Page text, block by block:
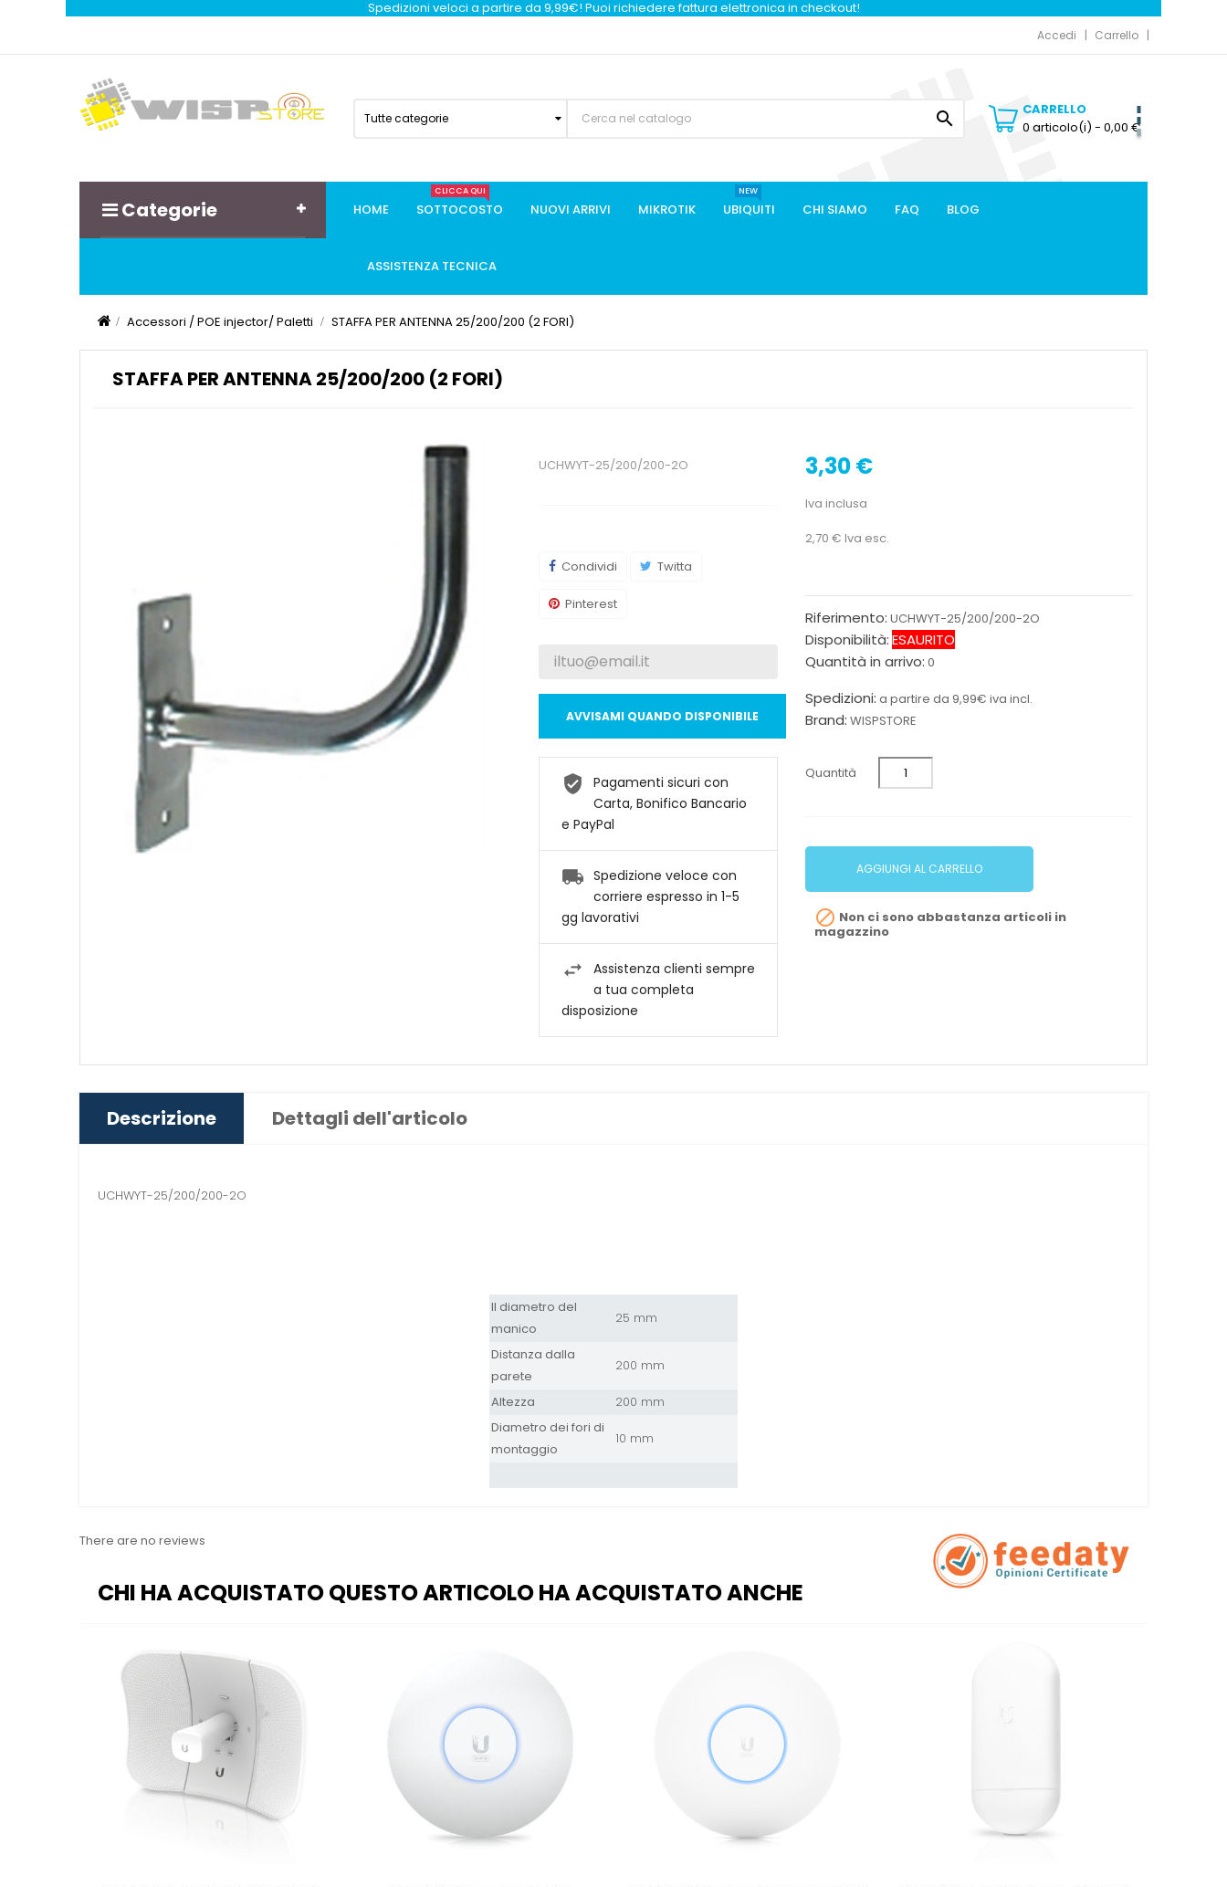
Spedizioni veloci a partire da 9,99€! Puoi richiedere fattura elettronica in checkout!
Accedi Carrello
Tutte categorie 
CARRELLO
0 articolo(i) - 0,00 €
Categorie HOME SOTTOCOSTO
CLICCA QUI
NUOVI ARRIVI MIKROTIK UBIQUITI
NEW
CHI SIAMO FAQ BLOG
ASSISTENZA TECNICA
Accessori / POE injector/ Paletti STAFFA PER ANTENNA 25/200/200 (2 FORI)
STAFFA PER ANTENNA 25/200/200 (2 FORI)
3,30 €
Iva inclusa
2,70 € Iva esc.
Riferimento: UCHWYT-25/200/200-2O
Disponibilità:ESAURITO
Quantità in arrivo: 0
Spedizioni: a partire da 9,99€ iva incl.
Brand: WISPSTORE
Quantità
AGGIUNGI AL CARRELLO
 Non ci sono abbastanza articoli in
magazzino
UCHWYT-25/200/200-2O
Condividi Twitta
Pinterest
AVVISAMI QUANDO DISPONIBILE
Pagamenti sicuri con
Carta, Bonifico Bancario
e PayPal
Spedizione veloce con
corriere espresso in 1-5
gg lavorativi
Assistenza clienti sempre
a tua completa
disposizione
Descrizione Dettagli dell'articolo
UCHWYT-25/200/200-2O
Il diametro del
manico
25 mm
Distanza dalla
parete
200 mm
Altezza
200 mm
Diametro dei fori di
montaggio
10 mm
There are no reviews
CHI HA ACQUISTATO QUESTO ARTICOLO HA ACQUISTATO ANCHE